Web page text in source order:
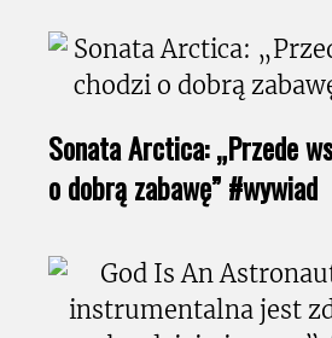
Sonata Arctica: „Przede
o dobrą zabawę” #wywiad